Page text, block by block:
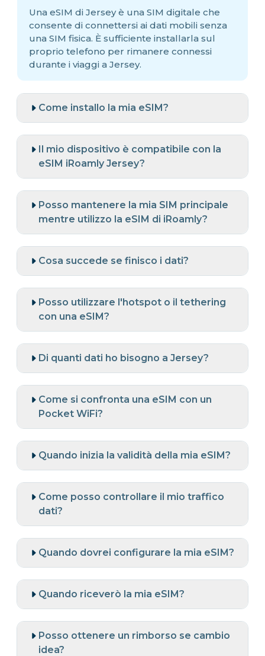
Una eSIM di Jersey è una SIM digitale che
consente di connettersi ai dati mobili senza
una SIM fisica. È sufficiente installarla sul
proprio telefono per rimanere connessi
durante i viaggi a Jersey.
Come installo la mia eSIM?
Il mio dispositivo è compatibile con la
eSIM iRoamly Jersey?
Posso mantenere la mia SIM principale
mentre utilizzo la eSIM di iRoamly?
Cosa succede se finisco i dati?
Posso utilizzare l'hotspot o il tethering
con una eSIM?
Di quanti dati ho bisogno a Jersey?
Come si confronta una eSIM con un
Pocket WiFi?
Quando inizia la validità della mia eSIM?
Come posso controllare il mio traffico
dati?
Quando dovrei configurare la mia eSIM?
Quando riceverò la mia eSIM?
Posso ottenere un rimborso se cambio
idea?